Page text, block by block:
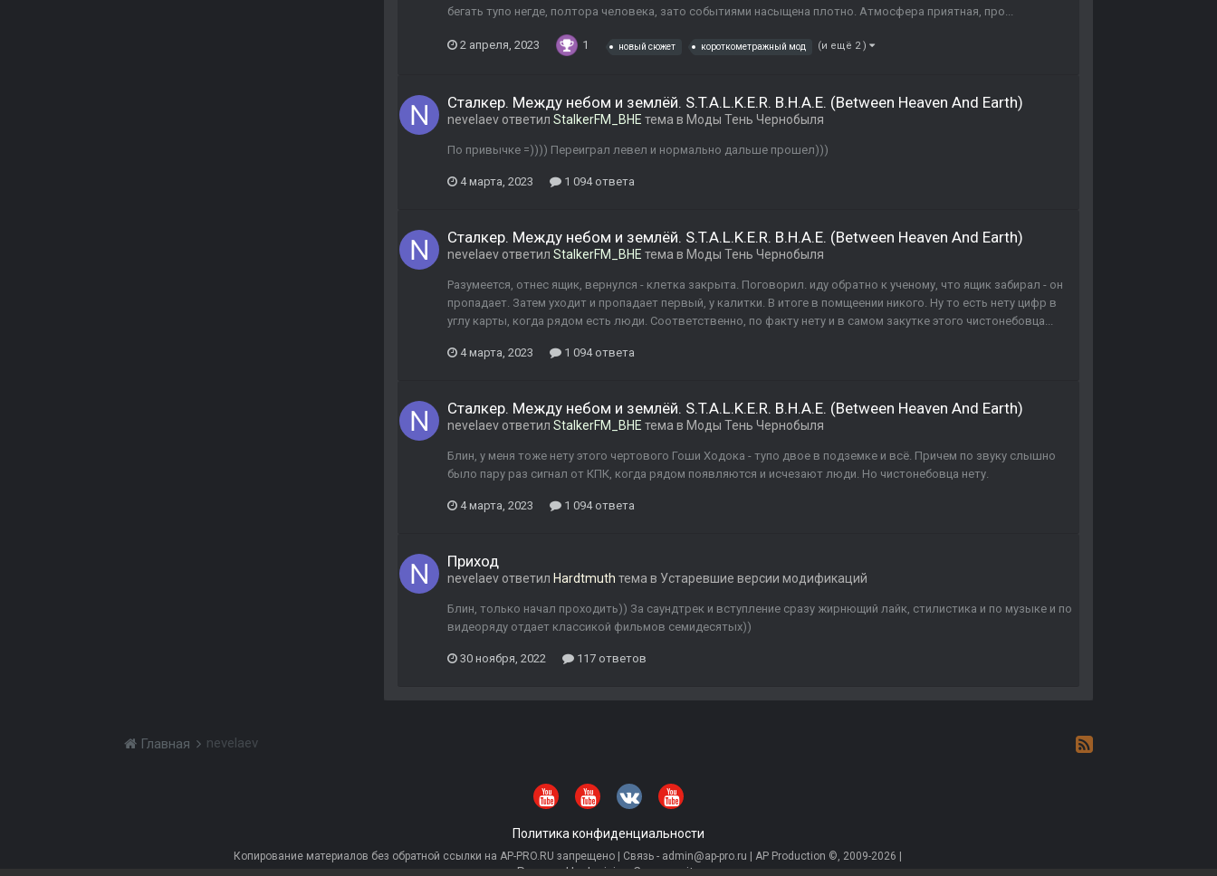
бегать тупо негде, полтора человека, зато событиями насыщена плотно. Атмосфера приятная, про...
2 апреля, 2023 1 новый сюжет короткометражный мод (и ещё 2 )
Сталкер. Между небом и землёй. S.T.A.L.K.E.R. B.H.A.E. (Between Heaven And Earth)
nevelaev ответил StalkerFM_BHE тема в Моды Тень Чернобыля
По привычке =)))) Переиграл левел и нормально дальше прошел)))
4 марта, 2023 1 094 ответа
Сталкер. Между небом и землёй. S.T.A.L.K.E.R. B.H.A.E. (Between Heaven And Earth)
nevelaev ответил StalkerFM_BHE тема в Моды Тень Чернобыля
Разумеется, отнес ящик, вернулся - клетка закрыта. Поговорил. иду обратно к ученому, что ящик забирал - он
пропадает. Затем уходит и пропадает первый, у калитки. В итоге в помщеении никого. Ну то есть нету цифр в
углу карты, когда рядом есть люди. Соответственно, по факту нету и в самом закутке этого чистонебовца...
4 марта, 2023 1 094 ответа
Сталкер. Между небом и землёй. S.T.A.L.K.E.R. B.H.A.E. (Between Heaven And Earth)
nevelaev ответил StalkerFM_BHE тема в Моды Тень Чернобыля
Блин, у меня тоже нету этого чертового Гоши Ходока - тупо двое в подземке и всё. Причем по звуку слышно
было пару раз сигнал от КПК, когда рядом появляются и исчезают люди. Но чистонебовца нету.
4 марта, 2023 1 094 ответа
Приход
nevelaev ответил Hardtmuth тема в Устаревшие версии модификаций
Блин, только начал проходить)) За саундтрек и вступление сразу жирнющий лайк, стилистика и по музыке и по
видеоряду отдает классикой фильмов семидесятых))
30 ноября, 2022 117 ответов
Главная nevelaev
Политика конфиденциальности
Копирование материалов без обратной ссылки на AP-PRO.RU запрещено | Связь - admin@ap-pro.ru | AP Production ©, 2009-2026 |
Powered by Invision Community